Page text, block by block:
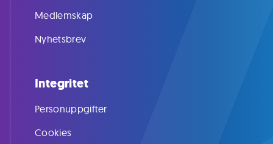
Medlemskap
Nyhetsbrev
Integritet
Personuppgifter
Cookies